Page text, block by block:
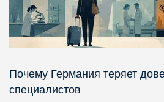
Почему Германия теряет
специалистов